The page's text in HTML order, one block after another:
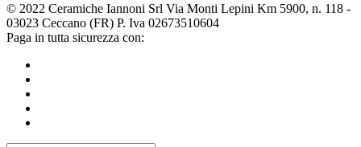
© 2022 Ceramiche Iannoni Srl Via Monti Lepini Km 5900, n. 118 -
03023 Ceccano (FR) P. Iva 02673510604
Paga in tutta sicurezza con: